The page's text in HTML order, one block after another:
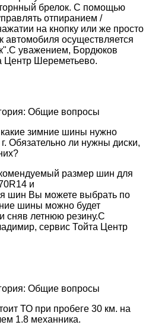
брелок. С помощью
отпиранием /
на кнопку или же просто
автомобиля осуществляется
уважением, Бордюков
Центр Шереметьево.
Общие вопросы
зимние шины нужно
Обязательно ли нужны диски,
размер шин для
и
шин Вы можете выбрать по
шины можно будет
сняв летнюю резину.С
сервис Тойта Центр
Общие вопросы
ТО при пробеге 30 км. на
1.8 механника.